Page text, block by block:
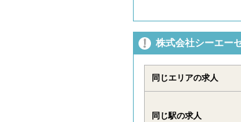
株式会社シーエー
同じエリアの求人
同じ駅の求人